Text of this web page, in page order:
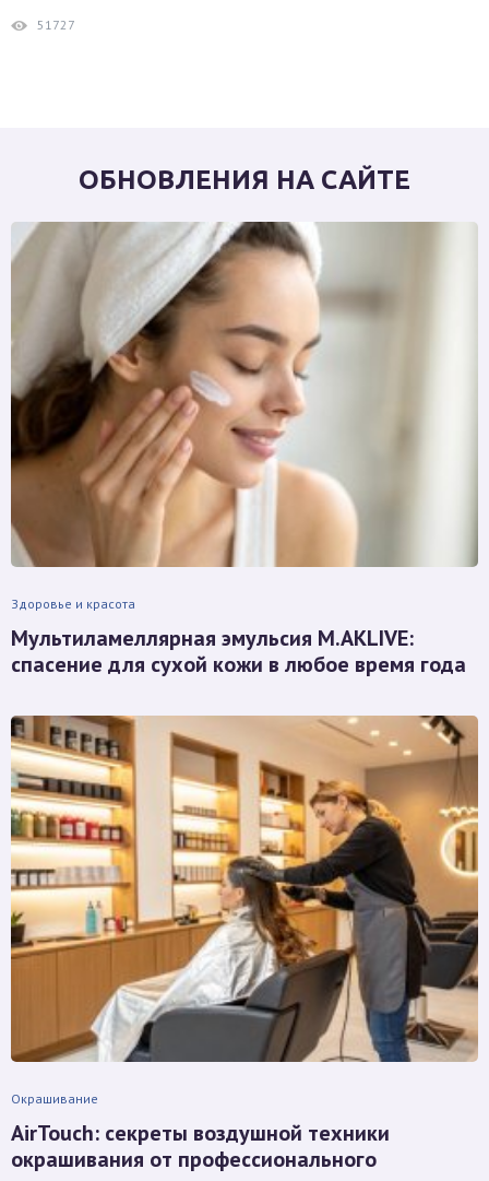
51727
ОБНОВЛЕНИЯ НА САЙТЕ
Здоровье и красота
Мультиламеллярная эмульсия M.AKLIVE:
спасение для сухой кожи в любое время года
Окрашивание
AirTouch: секреты воздушной техники
окрашивания от профессионального